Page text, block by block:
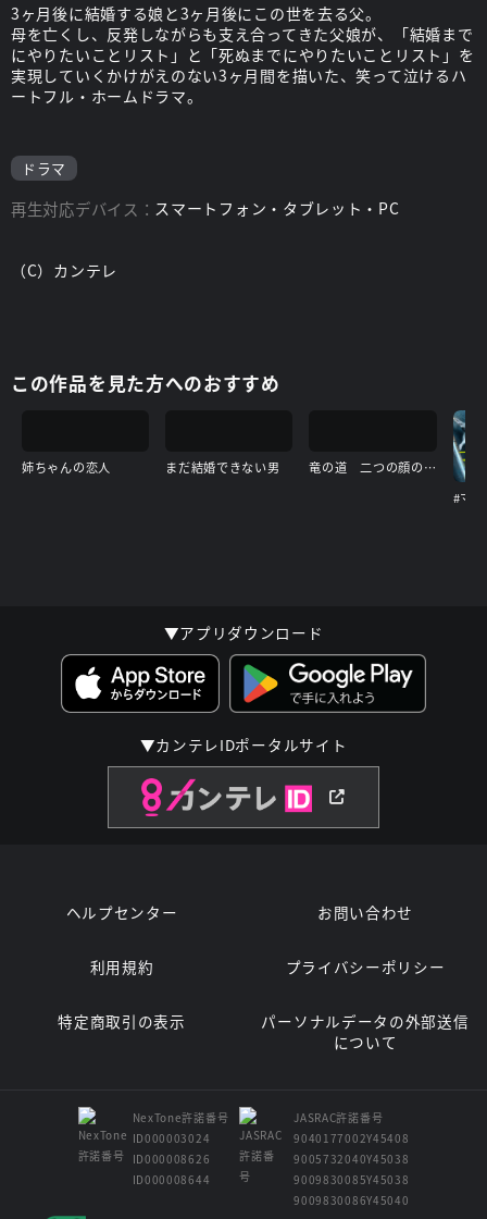
3ヶ月後に結婚する娘と3ヶ月後にこの世を去る父。
母を亡くし、反発しながらも支え合ってきた父娘が、「結婚まで
にやりたいことリスト」と「死ぬまでにやりたいことリスト」を
実現していくかけがえのない3ヶ月間を描いた、笑って泣けるハ
ートフル・ホームドラマ。
ドラマ
再生対応デバイス： スマートフォン・タブレット・PC
（C）カンテレ
この作品を見た方へのおすすめ
姉ちゃんの恋人 まだ結婚できない男
竜の道 二つの顔の復讐者
#マ
▼アプリダウンロード
▼カンテレIDポータルサイト
ヘルプセンター お問い合わせ
利用規約 プライバシーポリシー
特定商取引の表示
パーソナルデータの外部送信
について
NexTone許諾番号
ID000003024
ID000008626
ID000008644
JASRAC許諾番号
9040177002Y45408
9005732040Y45038
9009830085Y45038
9009830086Y45040